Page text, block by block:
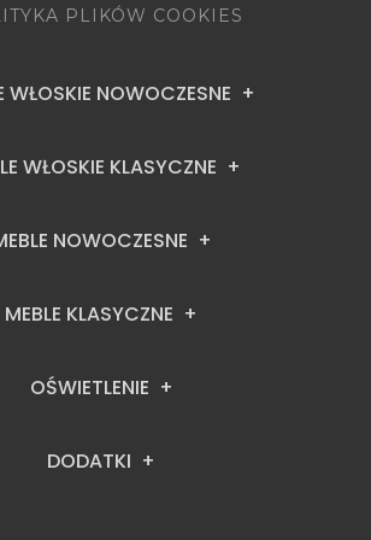
PLIKÓW COOKIES
WŁOSKIE NOWOCZESNE
WŁOSKIE KLASYCZNE
NOWOCZESNE
MEBLE KLASYCZNE
OŚWIETLENIE
DODATKI